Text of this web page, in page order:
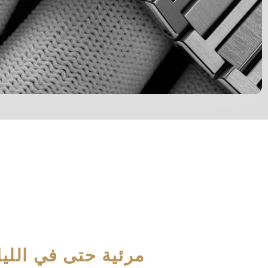
مرئية حتى في